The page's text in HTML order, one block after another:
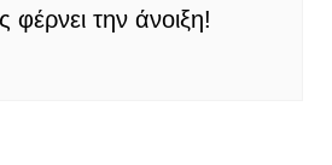
την άνοιξη!